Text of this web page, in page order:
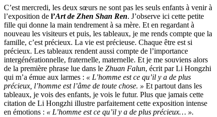
C’est mercredi, les deux sœurs ne sont pas les seuls enfants à venir à
l’exposition de l’Art de Zhen Shan Ren. J’observe ici cette petite
fille qui donne la main tendrement à sa mère. Et en regardant à
nouveau les visiteurs et puis, les tableaux, je me rends compte que la
famille, c’est précieux. La vie est précieuse. Chaque être est si
précieux. Les tableaux rendent aussi compte de l’importance
intergénérationnelle, fraternelle, maternelle. Et je me souviens alors
de la première phrase lue dans le Zhuan Falun, écrit par Li Hongzhi
qui m’a émue aux larmes : « L’homme est ce qu’il y a de plus
précieux, l’homme est l’âme de toute chose. » Et partout dans les
tableaux, je vois des enfants, je vois le futur. Plus que jamais cette
citation de Li Hongzhi illustre parfaitement cette exposition intense
en émotions : « L’homme est ce qu’il y a de plus précieux… ».